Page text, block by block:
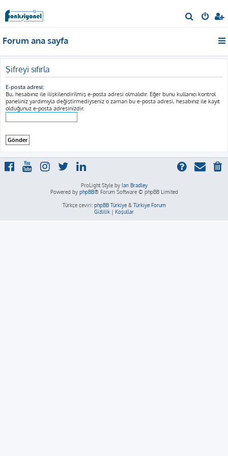
r
Forum ana sayfa
Şifreyi sıfırla
E-posta adresi:
Bu, hesabınız ile ilişkilendirilmiş e-posta adresi olmalıdır. Eğer bunu kullanıcı kontrol
paneliniz yardımıyla değiştirmediyseniz o zaman bu e-posta adresi, hesabınız ile kayıt
olduğunuz e-posta adresinizdir.
ProLight Style by Ian Bradley
Powered by phpBB® Forum Software © phpBB Limited
Türkçe çeviri: phpBB Türkiye& Türkiye Forum
Gizlilik | Koşullar